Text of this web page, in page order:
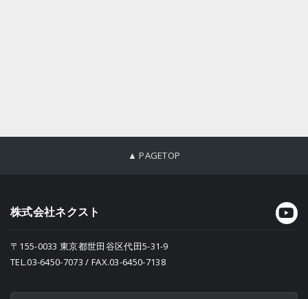
▲ PAGETOP
株式会社ネクスト
〒155-0033 東京都世田谷区代田5-31-9
TEL.03-6450-7073 / FAX.03-6450-7138